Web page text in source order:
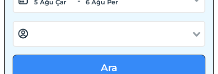
5 Ağu Çar 6 Ağu Per
Ara